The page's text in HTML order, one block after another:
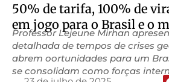
50% de tarifa, 100% de
em jogo para o Brasil e o
Professor Lejeune Mirhan
detalhada de tempos de crises
abrem oortunidades para um
se consolidam como forças